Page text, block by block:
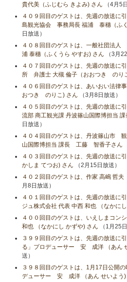
貴代美（ふじむら きよみ) さん （4月5
４０９回目のゲストは、先週の放送に
島観光協会 事務局長 福浦 泰穗（ふ
日放送）
４０８回目のゲストは、一般社団法
浦 泰穗（ふくうら やすお) さん （3月
４０７回目のゲストは、先週の放送に
所 弁護士 大槻 倫子（おおつき のり
４０６回目のゲストは、あいおい法律
おつき のりこ) さん （3月8日放送）
４０５回目のゲストは、先週の放送に
流部 商工観光課 丹波篠山国際博担当
日放送）
４０４回目のゲストは、丹波篠山市
山国際博担当 課長 工藤 智香子さん
４０３回目のゲストは、先週の放送に
かしま てつお) さん （2月15日放送）
４０２回目のゲストは、作家 高嶋 哲夫
月8日放送）
４０１回目のゲストは、先週の放送に
ジュ株式会社 代表 中西 和也 （なかに
４００回目のゲストは、いえしまコン
和也 （なかにし かずや) さん （1月25
３９９回目のゲストは、先週の放送に
る」プロデューサー 安 成洋 （あん
送）
３９８回目のゲストは、1月17日公開
デューサー 安 成洋 （あん せいよう)